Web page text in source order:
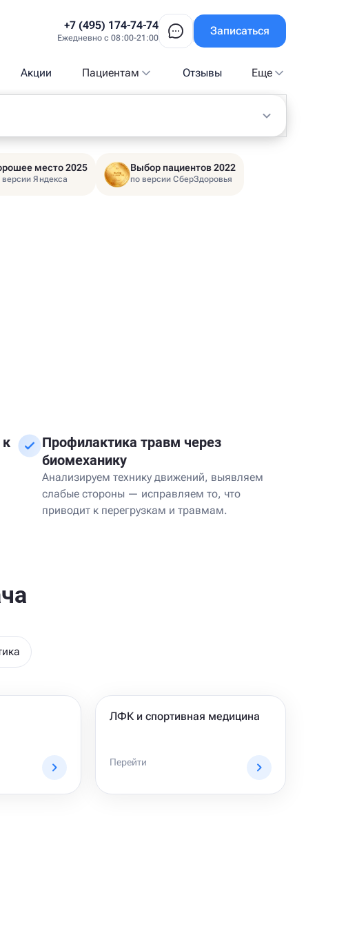
+7 (495) 174-74-74
Ежедневно с 08:00-21:00
Записаться
Акции Пациентам Отзывы Еще
место 2025
версии Яндекса
Выбор пациентов 2022
по версии СберЗдоровья
к
Профилактика травм через
биомеханику
Анализируем технику движений, выявляем
слабые стороны — исправляем то, что
приводит к перегрузкам и травмам.
ЛФК и спортивная медицина
Перейти